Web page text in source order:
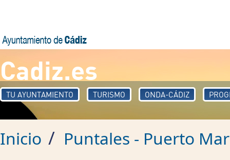
Cadiz.es
TU AYUNTAMIENTO TURISMO ONDA-CÁDIZ
Inicio / Puntales - Puerto